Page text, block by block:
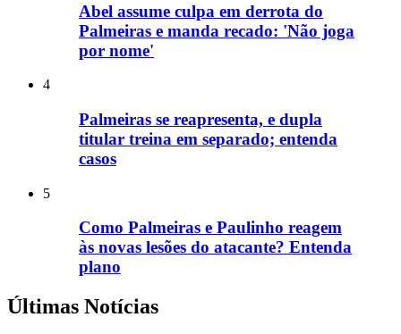
Abel assume culpa em derrota do
Palmeiras e manda recado: 'Não joga
por nome'
4
Palmeiras se reapresenta, e dupla
titular treina em separado; entenda
casos
5
Como Palmeiras e Paulinho reagem
às novas lesões do atacante? Entenda
plano
Últimas Notícias